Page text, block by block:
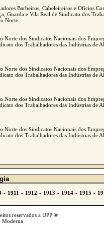
Barbeiros, Cabeleireiros e Ofícios
Guarda e Vila Real de Sindicato dos
Norte.
Norte dos Sindicatos Nacionais dos
dos Trabalhadores das Indústrias de
Norte dos Sindicatos Nacionais dos
dos Trabalhadores das Indústrias de
Norte dos Sindicatos Nacionais dos
dos Trabalhadores das Indústrias de
Norte dos Sindicatos Nacionais dos
dos Trabalhadores das Indústrias de
reservados a UPP ®
Moderna